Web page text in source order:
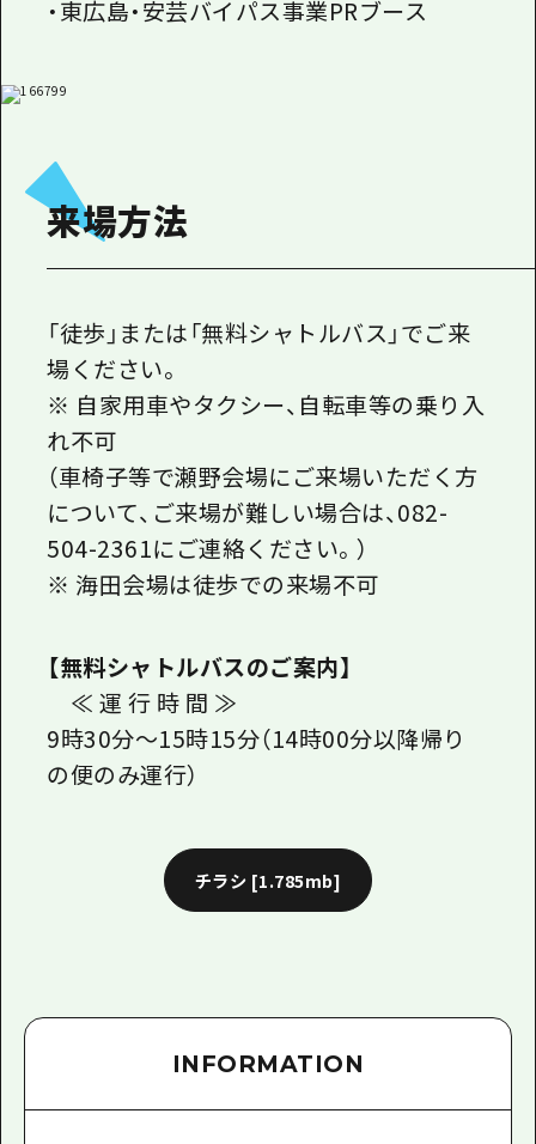
・東広島・安芸バイパス事業PRブース
来場方法
「徒歩」または「無料シャトルバス」でご来
場ください。
※ 自家用車やタクシー、自転車等の乗り入
れ不可
（車椅子等で瀬野会場にご来場いただく方
について、ご来場が難しい場合は、082-
504-2361にご連絡ください。）
※ 海田会場は徒歩での来場不可
【無料シャトルバスのご案内】
≪ 運 行 時 間 ≫
9時30分～15時15分（14時00分以降帰り
の便のみ運行）
チラシ [1.785mb]
INFORMATION